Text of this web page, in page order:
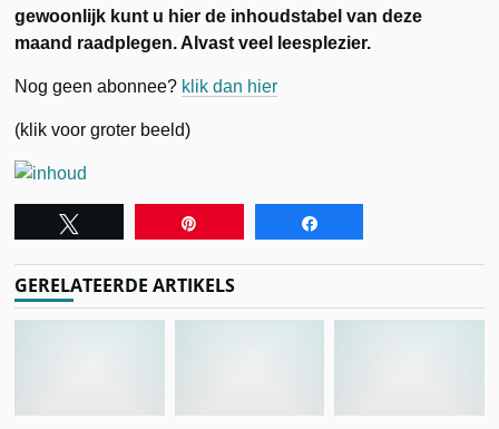
gewoonlijk kunt u hier de inhoudstabel van deze
maand raadplegen. Alvast veel leesplezier.
Nog geen abonnee? klik dan hier
(klik voor groter beeld)
GERELATEERDE ARTIKELS